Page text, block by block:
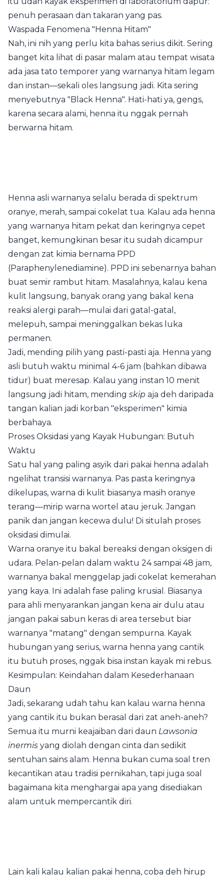
penuh perasaan dan takaran yang pas.
Waspada Fenomena "Henna Hitam"
Nah, ini nih yang perlu kita bahas serius dikit. Sering
banget kita lihat di pasar malam atau tempat wisata
ada jasa tato temporer yang warnanya hitam legam
dan instan—sekali oles langsung jadi. Kita sering
menyebutnya "Black Henna". Hati-hati ya, gengs,
karena secara alami, henna itu nggak pernah
berwarna hitam.
Henna asli warnanya selalu berada di spektrum
oranye, merah, sampai cokelat tua. Kalau ada henna
yang warnanya hitam pekat dan keringnya cepet
banget, kemungkinan besar itu sudah dicampur
dengan zat kimia bernama PPD
(Paraphenylenediamine). PPD ini sebenarnya bahan
buat semir rambut hitam. Masalahnya, kalau kena
kulit langsung, banyak orang yang bakal kena
reaksi alergi parah—mulai dari gatal-gatal,
melepuh, sampai meninggalkan bekas luka
permanen.
Jadi, mending pilih yang pasti-pasti aja. Henna yang
asli butuh waktu minimal 4-6 jam (bahkan dibawa
tidur) buat meresap. Kalau yang instan 10 menit
langsung jadi hitam, mending skip aja deh daripada
tangan kalian jadi korban "eksperimen" kimia
berbahaya.
Proses Oksidasi yang Kayak Hubungan: Butuh
Waktu
Satu hal yang paling asyik dari pakai henna adalah
ngelihat transisi warnanya. Pas pasta keringnya
dikelupas, warna di kulit biasanya masih oranye
terang—mirip warna wortel atau jeruk. Jangan
panik dan jangan kecewa dulu! Di situlah proses
oksidasi dimulai.
Warna oranye itu bakal bereaksi dengan oksigen di
udara. Pelan-pelan dalam waktu 24 sampai 48 jam,
warnanya bakal menggelap jadi cokelat kemerahan
yang kaya. Ini adalah fase paling krusial. Biasanya
para ahli menyarankan jangan kena air dulu atau
jangan pakai sabun keras di area tersebut biar
warnanya "matang" dengan sempurna. Kayak
hubungan yang serius, warna henna yang cantik
itu butuh proses, nggak bisa instan kayak mi rebus.
Kesimpulan: Keindahan dalam Kesederhanaan
Daun
Jadi, sekarang udah tahu kan kalau warna henna
yang cantik itu bukan berasal dari zat aneh-aneh?
Semua itu murni keajaiban dari daun Lawsonia
inermis yang diolah dengan cinta dan sedikit
sentuhan sains alam. Henna bukan cuma soal tren
kecantikan atau tradisi pernikahan, tapi juga soal
bagaimana kita menghargai apa yang disediakan
alam untuk mempercantik diri.
Lain kali kalau kalian pakai henna, coba deh hirup